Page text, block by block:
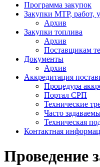
Программа закупок
Закупки МТР, работ,
Архив
Закупки топлива
Архив
Поставщикам
Документы
Архив
Аккредитация
Процедура
Портал СРП
Технические
Часто
Техническая
Контактная
Проведение